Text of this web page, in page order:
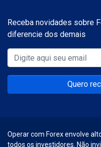
Receba novidades sobre
diferencie dos demais
Quero
Operar com Forex envolve
todos os investidores. Não